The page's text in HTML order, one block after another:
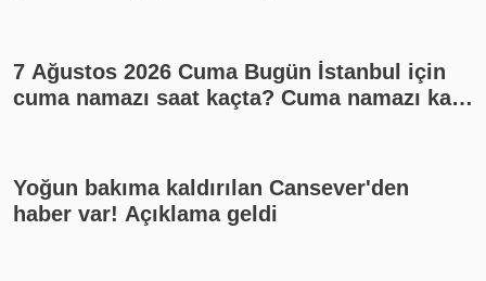
7 Ağustos 2026 Cuma Bugün İstanbul için
cuma namazı saat kaçta? Cuma namazı kaç
Yoğun bakıma kaldırılan Cansever'den
haber var! Açıklama geldi